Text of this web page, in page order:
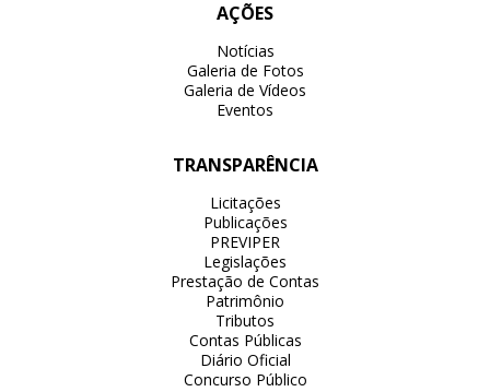
AÇÕES
Notícias
Galeria de Fotos
Galeria de Vídeos
Eventos
TRANSPARÊNCIA
Licitações
Publicações
PREVIPER
Legislações
Prestação de Contas
Patrimônio
Tributos
Contas Públicas
Diário Oficial
Concurso Público